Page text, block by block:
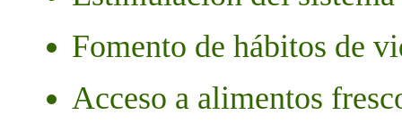
Fomento de hábitos de
Acceso a alimentos